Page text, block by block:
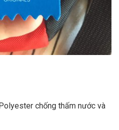
chống thấm nước và